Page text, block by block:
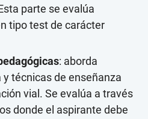
parte se evalúa
tipo test de carácter
: aborda
técnicas de enseñanza
vial. Se evalúa a través
donde el aspirante debe